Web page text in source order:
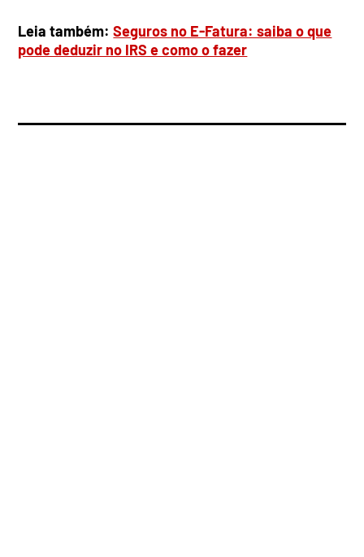
Leia também:Seguros no E-Fatura: saiba o que
pode deduzir no IRS e como o fazer